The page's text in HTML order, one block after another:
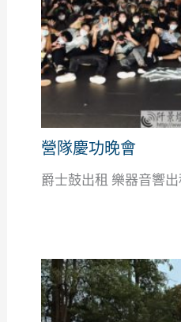
營隊慶功晚會
爵士鼓出租 樂器音響出